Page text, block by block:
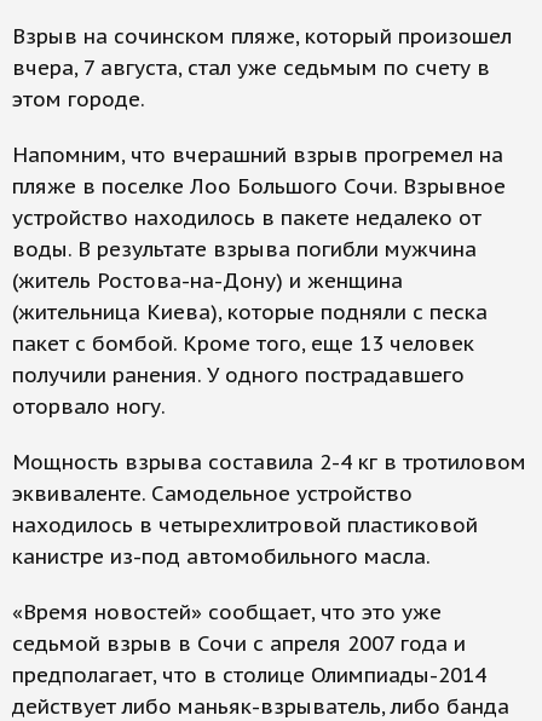
Взрыв на сочинском пляже, который произошел
вчера, 7 августа, стал уже седьмым по счету в
этом городе.
Напомним, что вчерашний взрыв прогремел на
пляже в поселке Лоо Большого Сочи. Взрывное
устройство находилось в пакете недалеко от
воды. В результате взрыва погибли мужчина
(житель Ростова-на-Дону) и женщина
(жительница Киева), которые подняли с песка
пакет с бомбой. Кроме того, еще 13 человек
получили ранения. У одного пострадавшего
оторвало ногу.
Мощность взрыва составила 2-4 кг в тротиловом
эквиваленте. Самодельное устройство
находилось в четырехлитровой пластиковой
канистре из-под автомобильного масла.
«Время новостей» сообщает, что это уже
седьмой взрыв в Сочи с апреля 2007 года и
предполагает, что в столице Олимпиады-2014
действует либо маньяк-взрыватель, либо банда